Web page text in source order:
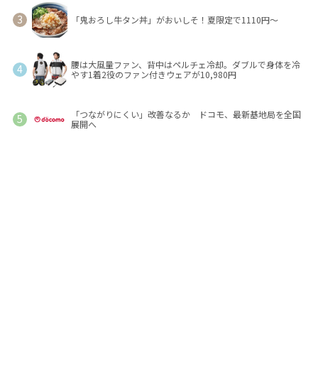
「鬼おろし牛タン丼」がおいしそ！夏限定で1110円～
腰は大風量ファン、背中はペルチェ冷却。ダブルで身体を冷
やす1着2役のファン付きウェアが10,980円
「つながりにくい」改善なるか ドコモ、最新基地局を全国
展開へ